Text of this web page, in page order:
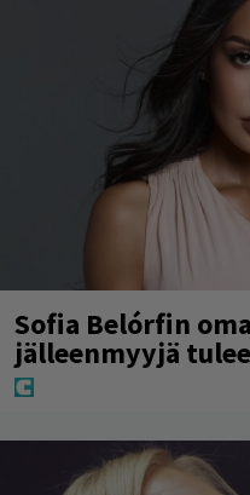
Sofia Belórfin
jälleenmyyjä